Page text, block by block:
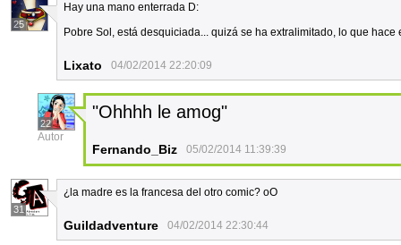
25
Hay una mano enterrada D:
Pobre Sol, está desquiciada... quizá se ha extralimitado, lo que hace
Lixato 04/02/2014 22:20:09
22
Autor
"Ohhhh le amog"
Fernando_Biz 05/02/2014 11:39:39
31
¿la madre es la francesa del otro comic? oO
Guildadventure 04/02/2014 22:30:44